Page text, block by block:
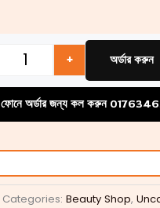
Quantity
+ অর্ডার করুন
ফোনে অর্ডার জন্য কল করুন
Categories: Beauty Shop,